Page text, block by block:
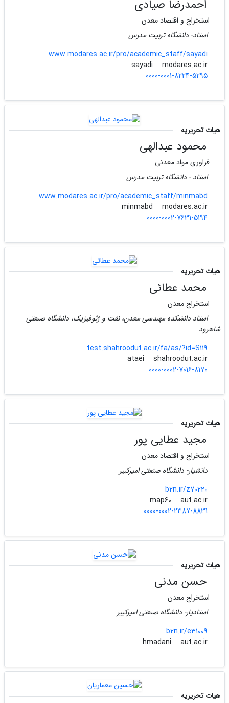
احمدرضا صیادی
استخراج و اقتصاد معدن
استاد- دانشگاه تربیت مدرس
www.modares.ac.ir/pro/academic_staff/sayadi
sayadi
modares.ac.ir
0000-0001-8224-5295
هیات تحریریه
محمود عبدالهی
فراوری مواد معدنی
استاد - دانشگاه تربیت مدرس
www.modares.ac.ir/pro/academic_staff/minmabd
minmabd
modares.ac.ir
0000-0002-7631-5194
هیات تحریریه
محمد عطائی
استخراج معدن
استاد دانشکده مهندسی معدن، نفت و ژئوفیزیک، دانشگاه صنعتی
شاهرود
test.shahroodut.ac.ir/fa/as/?id=S119
ataei
shahroodut.ac.ir
0000-0002-7016-8170
هیات تحریریه
مجید عطایی پور
استخراج و اقتصاد معدن
دانشیار- دانشگاه صنعتی امیرکبیر
b2n.ir/z70220
map60
aut.ac.ir
0000-0002-2387-8831
هیات تحریریه
حسن مدنی
استخراج معدن
استادیار- دانشگاه صنعتی امیرکبیر
b2n.ir/e31009
hmadani
aut.ac.ir
هیات تحریریه